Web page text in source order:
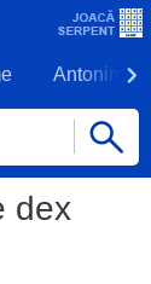
Antonime
dex